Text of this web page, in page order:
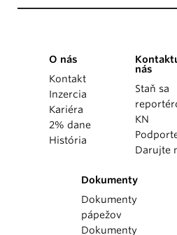
O nás
Kontakt
Inzercia
Kariéra
2% dane
História
nás
Staň sa
KN
Darujte
Dokumenty
Dokumenty
pápežov
Dokumenty